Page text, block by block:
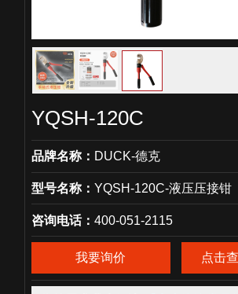
YQSH-120C
品牌名称： DUCK-德克
型号名称：YQSH-120C-液压压接钳
咨询电话：400-051-2115
我要询价 点击